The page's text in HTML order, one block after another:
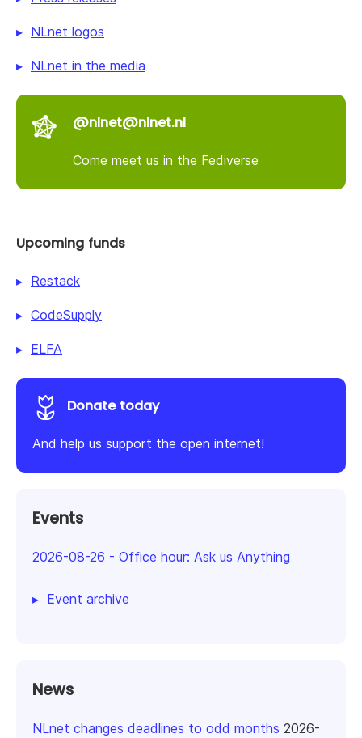
NLnet logos
NLnet in the media
@nlnet@nlnet.nl
Come meet us in the Fediverse
Upcoming funds
Restack
CodeSupply
ELFA
Donate today
And help us support the open internet!
Events
2026-08-26 - Office hour: Ask us Anything
Event archive
News
NLnet changes deadlines to odd months 2026-